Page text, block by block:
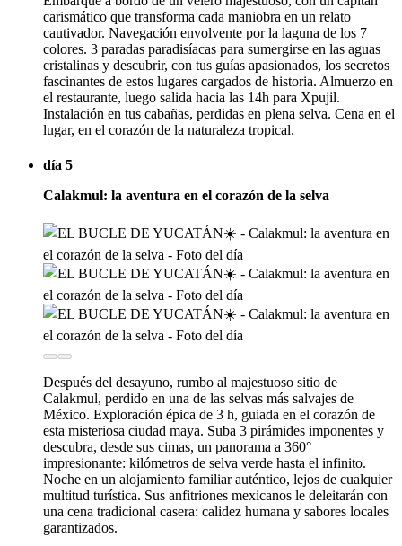
carismático que transforma cada maniobra en un relato
cautivador. Navegación envolvente por la laguna de los 7
colores. 3 paradas paradisíacas para sumergirse en las aguas
cristalinas y descubrir, con tus guías apasionados, los secretos
fascinantes de estos lugares cargados de historia. Almuerzo en
el restaurante, luego salida hacia las 14h para Xpujil.
Instalación en tus cabañas, perdidas en plena selva. Cena en el
lugar, en el corazón de la naturaleza tropical.
día 5
Calakmul: la aventura en el corazón de la selva
Después del desayuno, rumbo al majestuoso sitio de
Calakmul, perdido en una de las selvas más salvajes de
México. Exploración épica de 3 h, guiada en el corazón de
esta misteriosa ciudad maya. Suba 3 pirámides imponentes y
descubra, desde sus cimas, un panorama a 360°
impresionante: kilómetros de selva verde hasta el infinito.
Noche en un alojamiento familiar auténtico, lejos de cualquier
multitud turística. Sus anfitriones mexicanos le deleitarán con
una cena tradicional casera: calidez humana y sabores locales
garantizados.